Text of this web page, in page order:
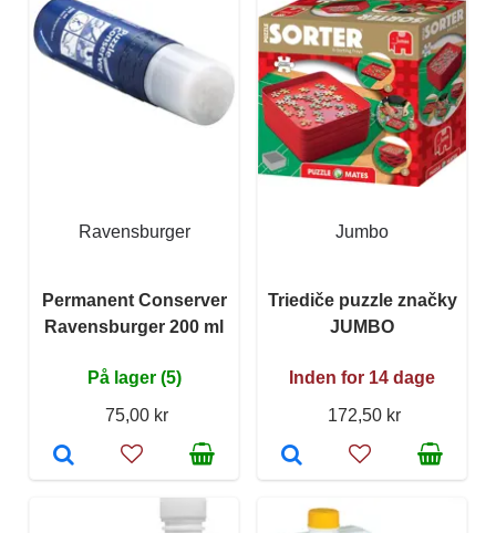
Ravensburger
Permanent Conserver
Ravensburger 200 ml
På lager (5)
75,00 kr
Jumbo
Triediče puzzle značky
JUMBO
Inden for 14 dage
172,50 kr